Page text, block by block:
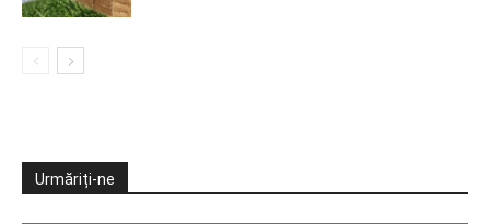
Urmăriți-ne